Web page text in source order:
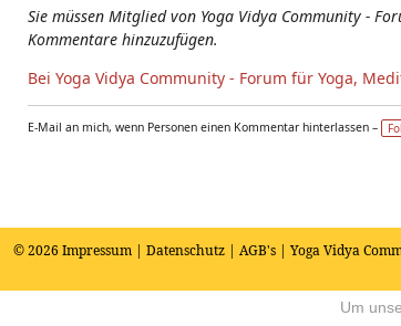
Sie müssen Mitglied von Yoga Vidya Community -
Kommentare hinzuzufügen.
Bei Yoga Vidya Community - Forum für Yoga,
E-Mail an mich, wenn Personen einen Kommentar hinterlassen –
© 2026 Impressum | Datenschutz | AGB's | Yoga Vidya
Um